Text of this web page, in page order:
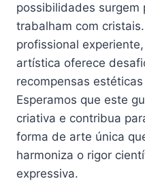
possibilidades surgem
trabalham com
profissional
artística oferece
recompensas
Esperamos que este
criativa e contribua
forma de arte única
harmoniza o rigor
expressiva.